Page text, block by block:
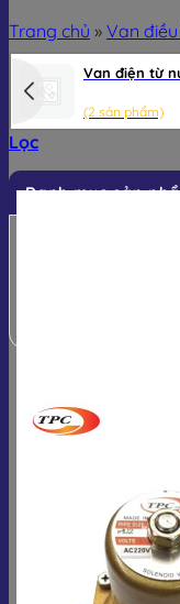
Trang chủ » Van
Van điện từ
(2 sản phẩm)
Lọc
Danh mục sản